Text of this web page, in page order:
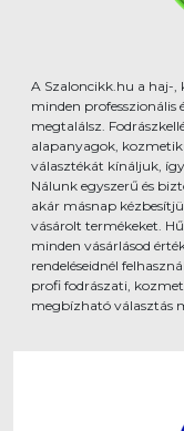
A Szaloncikk.hu a haj-,
minden professzionális
megtalálsz.
alapanyagok,
választékát kínáljuk,
Nálunk egyszerű és
akár másnap
vásárolt termékeket.
minden vásárlásod
rendeléseidnél
profi fodrászati,
megbízható választás